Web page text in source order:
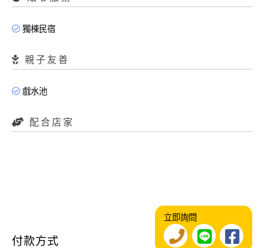
獨棟民宿
親子友善
戲水池
配合店家
付款方式
立即詢問